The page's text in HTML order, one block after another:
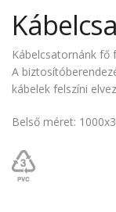
Kábelcsatornánk fő
A
kábelek felszíni
Belső méret: